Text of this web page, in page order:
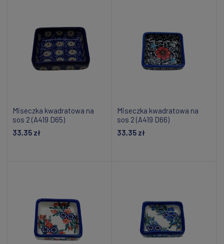
Miseczka kwadratowa na
sos 2 (A419 D65)
33,35 zł
Miseczka kwadratowa na
sos 2 (A419 D66)
33,35 zł